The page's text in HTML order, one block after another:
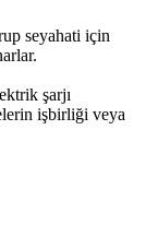
şarjı